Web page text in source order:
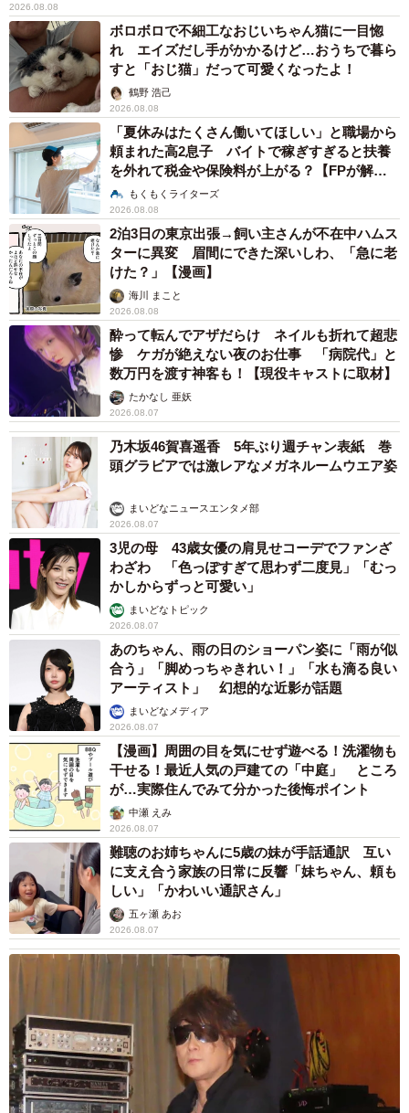
2026.08.08
ボロボロで不細工なおじいちゃん猫に一目惚
れ エイズだし手がかかるけど…おうちで暮ら
すと「おじ猫」だって可愛くなったよ！
鶴野 浩己
2026.08.08
「夏休みはたくさん働いてほしい」と職場から
頼まれた高2息子 バイトで稼ぎすぎると扶養
を外れて税金や保険料が上がる？【FPが解
説】もくもくライターズ
2026.08.08
2泊3日の東京出張→飼い主さんが不在中ハムス
ターに異変 眉間にできた深いしわ、「急に老
けた？」【漫画】
海川 まこと
2026.08.08
酔って転んでアザだらけ ネイルも折れて超悲
惨 ケガが絶えない夜のお仕事 「病院代」と
数万円を渡す神客も！【現役キャストに取材】
たかなし 亜妖
2026.08.07
乃木坂46賀喜遥香 5年ぶり週チャン表紙 巻
頭グラビアでは激レアなメガネルームウエア姿
まいどなニュースエンタメ部
2026.08.07
3児の母 43歳女優の肩見せコーデでファンざ
わざわ 「色っぽすぎて思わず二度見」「むっ
かしからずっと可愛い」
まいどなトピック
2026.08.07
あのちゃん、雨の日のショーパン姿に「雨が似
合う」「脚めっちゃきれい！」「水も滴る良い
アーティスト」 幻想的な近影が話題
まいどなメディア
2026.08.07
【漫画】周囲の目を気にせず遊べる！洗濯物も
干せる！最近人気の戸建ての「中庭」 ところ
が…実際住んでみて分かった後悔ポイント
中瀬 えみ
2026.08.07
難聴のお姉ちゃんに5歳の妹が手話通訳 互い
に支え合う家族の日常に反響「妹ちゃん、頼も
しい」「かわいい通訳さん」
五ヶ瀬 あお
2026.08.07